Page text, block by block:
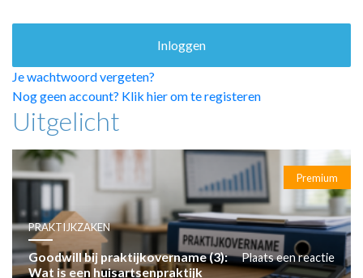
PRAKTIJKZAKEN
TARIEVEN
VPHUISARTSEN
MEDISCHE VAKHANDEL
INLOGGEN
REGISTRATIE
Je wachtwoord vergeten?
Nog geen account? Klik hier om te registeren
Uitgelicht
Premium
PRAKTIJKZAKEN
Goodwill bij praktijkovername (3):
Wat is een huisartsenpraktijk
Plaats een reactie